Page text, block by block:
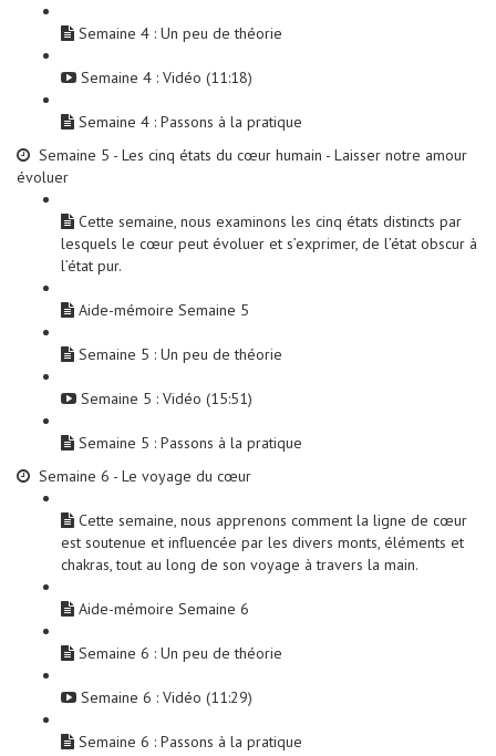
Semaine 4 : Un peu de théorie
Semaine 4 : Vidéo (11:18)
Semaine 4 : Passons à la pratique
Semaine 5 - Les cinq états du cœur humain - Laisser notre amour
évoluer
Cette semaine, nous examinons les cinq états distincts par
lesquels le cœur peut évoluer et s’exprimer, de l’état obscur à
l’état pur.
Aide-mémoire Semaine 5
Semaine 5 : Un peu de théorie
Semaine 5 : Vidéo (15:51)
Semaine 5 : Passons à la pratique
Semaine 6 - Le voyage du cœur
Cette semaine, nous apprenons comment la ligne de cœur
est soutenue et influencée par les divers monts, éléments et
chakras, tout au long de son voyage à travers la main.
Aide-mémoire Semaine 6
Semaine 6 : Un peu de théorie
Semaine 6 : Vidéo (11:29)
Semaine 6 : Passons à la pratique